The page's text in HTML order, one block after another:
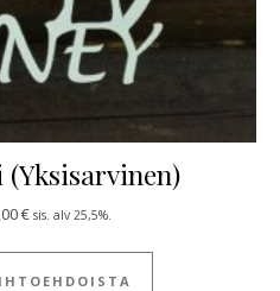
€Hintaluokka: 37,00 € - 45,00 €
sis. alv 25,5%.
Tällä tuotteella